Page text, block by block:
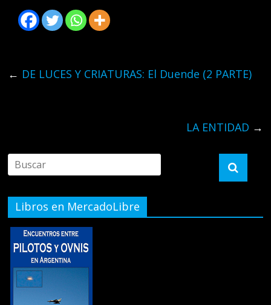
← DE LUCES Y CRIATURAS: El Duende (2 PARTE)
LA ENTIDAD →
Libros en MercadoLibre